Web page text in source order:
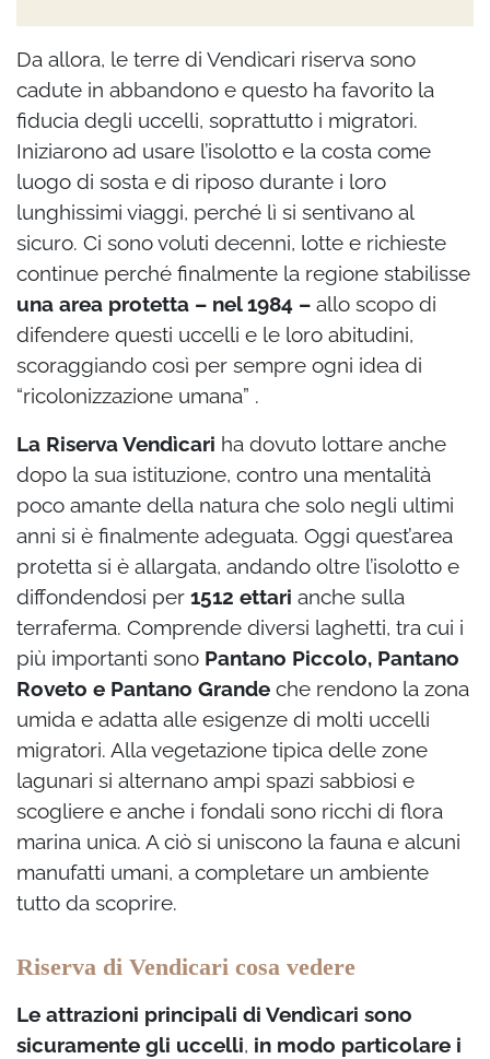
Da allora, le terre di Vendìcari riserva sono
cadute in abbandono e questo ha favorito la
fiducia degli uccelli, soprattutto i migratori.
Iniziarono ad usare l’isolotto e la costa come
luogo di sosta e di riposo durante i loro
lunghissimi viaggi, perché lì si sentivano al
sicuro. Ci sono voluti decenni, lotte e richieste
continue perché finalmente la regione stabilisse
una area protetta – nel 1984 – allo scopo di
difendere questi uccelli e le loro abitudini,
scoraggiando così per sempre ogni idea di
“ricolonizzazione umana” .
La Riserva Vendìcari ha dovuto lottare anche
dopo la sua istituzione, contro una mentalità
poco amante della natura che solo negli ultimi
anni si è finalmente adeguata. Oggi quest’area
protetta si è allargata, andando oltre l’isolotto e
diffondendosi per 1512 ettari anche sulla
terraferma. Comprende diversi laghetti, tra cui i
più importanti sono Pantano Piccolo, Pantano
Roveto e Pantano Grande che rendono la zona
umida e adatta alle esigenze di molti uccelli
migratori. Alla vegetazione tipica delle zone
lagunari si alternano ampi spazi sabbiosi e
scogliere e anche i fondali sono ricchi di flora
marina unica. A ciò si uniscono la fauna e alcuni
manufatti umani, a completare un ambiente
tutto da scoprire.
Riserva di Vendicari cosa vedere
Le attrazioni principali di Vendìcari sono
sicuramente gli uccelli, in modo particolare i